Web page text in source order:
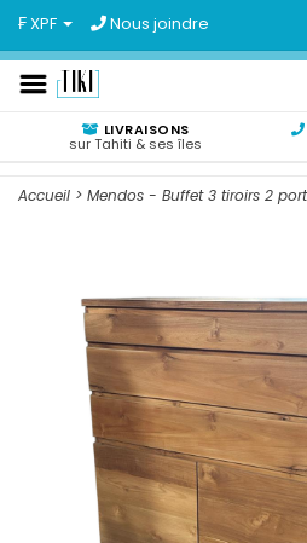
₣ XPF Nous joindre
LIVRAISONS
sur Tahiti & ses îles
Accueil > Mendos - Buffet 3 tiroirs 2